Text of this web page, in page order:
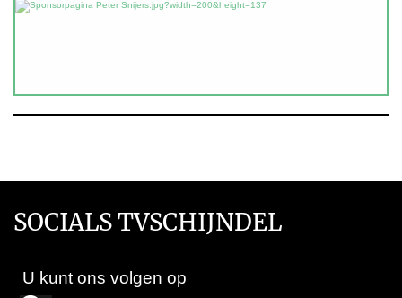
SOCIALS TVSCHIJNDEL
U kunt ons volgen op